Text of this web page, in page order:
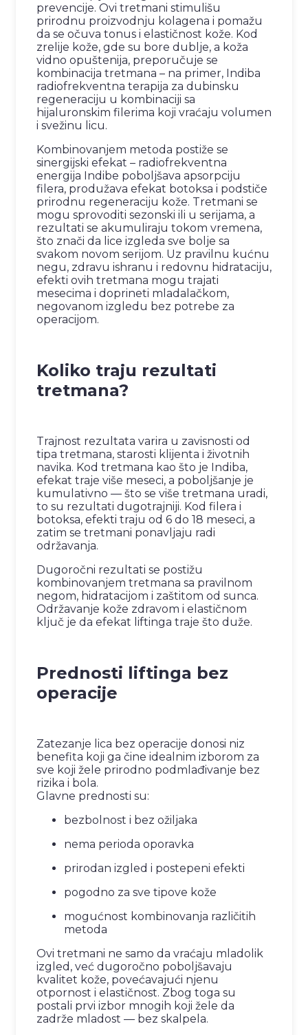
prevencije. Ovi tretmani stimulišu
prirodnu proizvodnju kolagena i pomažu
da se očuva tonus i elastičnost kože. Kod
zrelije kože, gde su bore dublje, a koža
vidno opuštenija, preporučuje se
kombinacija tretmana – na primer, Indiba
radiofrekventna terapija za dubinsku
regeneraciju u kombinaciji sa
hijaluronskim filerima koji vraćaju volumen
i svežinu licu.
Kombinovanjem metoda postiže se
sinergijski efekat – radiofrekventna
energija Indibe poboljšava apsorpciju
filera, produžava efekat botoksa i podstiče
prirodnu regeneraciju kože. Tretmani se
mogu sprovoditi sezonski ili u serijama, a
rezultati se akumuliraju tokom vremena,
što znači da lice izgleda sve bolje sa
svakom novom serijom. Uz pravilnu kućnu
negu, zdravu ishranu i redovnu hidrataciju,
efekti ovih tretmana mogu trajati
mesecima i doprineti mladalačkom,
negovanom izgledu bez potrebe za
operacijom.
Koliko traju rezultati
tretmana?
Trajnost rezultata varira u zavisnosti od
tipa tretmana, starosti klijenta i životnih
navika. Kod tretmana kao što je Indiba,
efekat traje više meseci, a poboljšanje je
kumulativno — što se više tretmana uradi,
to su rezultati dugotrajniji. Kod filera i
botoksa, efekti traju od 6 do 18 meseci, a
zatim se tretmani ponavljaju radi
održavanja.
Dugoročni rezultati se postižu
kombinovanjem tretmana sa pravilnom
negom, hidratacijom i zaštitom od sunca.
Održavanje kože zdravom i elastičnom
ključ je da efekat liftinga traje što duže.
Prednosti liftinga bez
operacije
Zatezanje lica bez operacije donosi niz
benefita koji ga čine idealnim izborom za
sve koji žele prirodno podmlađivanje bez
rizika i bola.
Glavne prednosti su:
bezbolnost i bez ožiljaka
nema perioda oporavka
prirodan izgled i postepeni efekti
pogodno za sve tipove kože
mogućnost kombinovanja različitih
metoda
Ovi tretmani ne samo da vraćaju mladolik
izgled, već dugoročno poboljšavaju
kvalitet kože, povećavajući njenu
otpornost i elastičnost. Zbog toga su
postali prvi izbor mnogih koji žele da
zadrže mladost — bez skalpela.